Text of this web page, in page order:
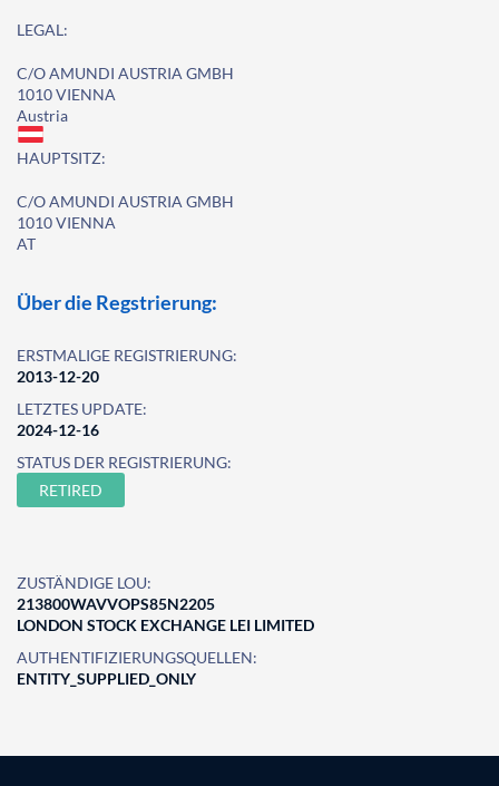
LEGAL:
C/O AMUNDI AUSTRIA GMBH
1010 VIENNA
Austria
HAUPTSITZ:
C/O AMUNDI AUSTRIA GMBH
1010 VIENNA
AT
Über die Regstrierung:
ERSTMALIGE REGISTRIERUNG:
2013-12-20
LETZTES UPDATE:
2024-12-16
STATUS DER REGISTRIERUNG:
RETIRED
ZUSTÄNDIGE LOU:
213800WAVVOPS85N2205
LONDON STOCK EXCHANGE LEI LIMITED
AUTHENTIFIZIERUNGSQUELLEN:
ENTITY_SUPPLIED_ONLY